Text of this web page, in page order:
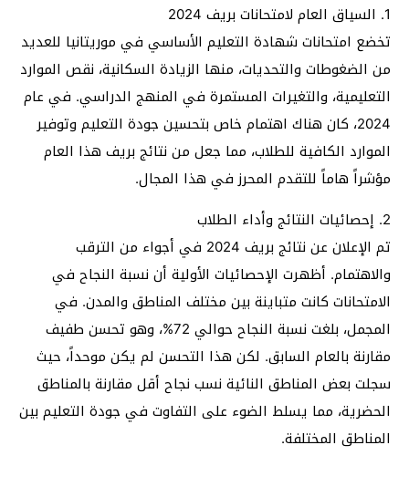
1. السياق العام لامتحانات بريف 2024
تخضع امتحانات شهادة التعليم الأساسي في موريتانيا للعديد
من الضغوطات والتحديات، منها الزيادة السكانية، نقص الموارد
التعليمية، والتغيرات المستمرة في المنهج الدراسي. في عام
2024، كان هناك اهتمام خاص بتحسين جودة التعليم وتوفير
الموارد الكافية للطلاب، مما جعل من نتائج بريف هذا العام
مؤشراً هاماً للتقدم المحرز في هذا المجال.
2. إحصائيات النتائج وأداء الطلاب
تم الإعلان عن نتائج بريف 2024 في أجواء من الترقب
والاهتمام. أظهرت الإحصائيات الأولية أن نسبة النجاح في
الامتحانات كانت متباينة بين مختلف المناطق والمدن. في
المجمل، بلغت نسبة النجاح حوالي 72%، وهو تحسن طفيف
مقارنة بالعام السابق. لكن هذا التحسن لم يكن موحداً، حيث
سجلت بعض المناطق النائية نسب نجاح أقل مقارنة بالمناطق
الحضرية، مما يسلط الضوء على التفاوت في جودة التعليم بين
المناطق المختلفة.